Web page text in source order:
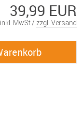
39,99 EUR
inkl. MwSt / zzgl. Versand